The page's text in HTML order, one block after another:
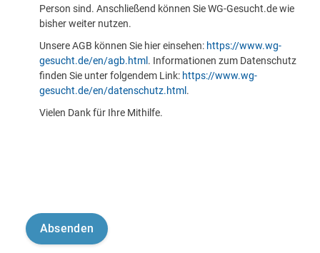
Person sind. Anschließend können Sie WG-Gesucht.de wie
bisher weiter nutzen.
Unsere AGB können Sie hier einsehen: https://www.wg-
gesucht.de/en/agb.html . Informationen zum Datenschutz
finden Sie unter folgendem Link: https://www.wg-
gesucht.de/en/datenschutz.html .
Vielen Dank für Ihre Mithilfe.